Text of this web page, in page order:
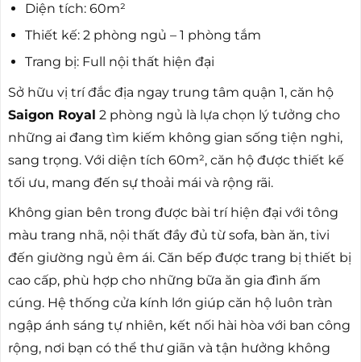
Diện tích: 60m²
Thiết kế: 2 phòng ngủ – 1 phòng tắm
Trang bị: Full nội thất hiện đại
Sở hữu vị trí đắc địa ngay trung tâm quận 1, căn hộ
Saigon Royal 2 phòng ngủ là lựa chọn lý tưởng cho
những ai đang tìm kiếm không gian sống tiện nghi,
sang trọng. Với diện tích 60m², căn hộ được thiết kế
tối ưu, mang đến sự thoải mái và rộng rãi.
Không gian bên trong được bài trí hiện đại với tông
màu trang nhã, nội thất đầy đủ từ sofa, bàn ăn, tivi
đến giường ngủ êm ái. Căn bếp được trang bị thiết bị
cao cấp, phù hợp cho những bữa ăn gia đình ấm
cúng. Hệ thống cửa kính lớn giúp căn hộ luôn tràn
ngập ánh sáng tự nhiên, kết nối hài hòa với ban công
rộng, nơi bạn có thể thư giãn và tận hưởng không